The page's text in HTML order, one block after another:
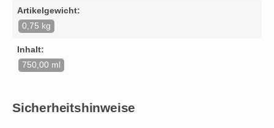
Artikelgewicht:
0,75 kg
Inhalt:
750,00 ml
Sicherheitshinweise